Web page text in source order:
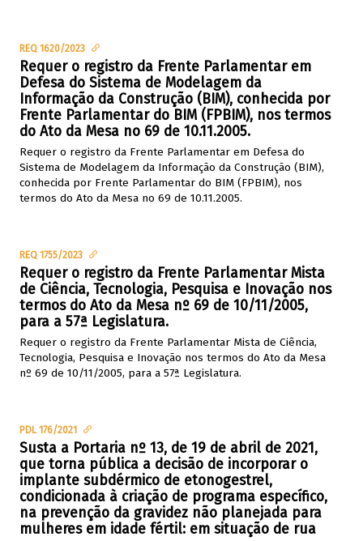
REQ 1620/2023
Requer o registro da Frente Parlamentar em
Defesa do Sistema de Modelagem da
Informação da Construção (BIM), conhecida por
Frente Parlamentar do BIM (FPBIM), nos termos
do Ato da Mesa no 69 de 10.11.2005.
Requer o registro da Frente Parlamentar em Defesa do
Sistema de Modelagem da Informação da Construção (BIM),
conhecida por Frente Parlamentar do BIM (FPBIM), nos
termos do Ato da Mesa no 69 de 10.11.2005.
REQ 1755/2023
Requer o registro da Frente Parlamentar Mista
de Ciência, Tecnologia, Pesquisa e Inovação nos
termos do Ato da Mesa nº 69 de 10/11/2005,
para a 57ª Legislatura.
Requer o registro da Frente Parlamentar Mista de Ciência,
Tecnologia, Pesquisa e Inovação nos termos do Ato da Mesa
nº 69 de 10/11/2005, para a 57ª Legislatura.
PDL 176/2021
Susta a Portaria nº 13, de 19 de abril de 2021,
que torna pública a decisão de incorporar o
implante subdérmico de etonogestrel,
condicionada à criação de programa específico,
na prevenção da gravidez não planejada para
mulheres em idade fértil: em situação de rua